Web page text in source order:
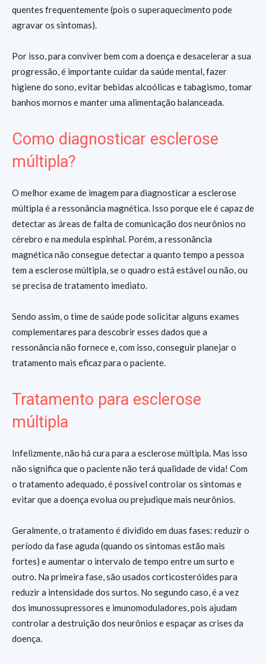
quentes frequentemente (pois o superaquecimento pode
agravar os sintomas).
Por isso, para conviver bem com a doença e desacelerar a sua
progressão, é importante cuidar da saúde mental, fazer
higiene do sono, evitar bebidas alcoólicas e tabagismo, tomar
banhos mornos e manter uma alimentação balanceada.
Como diagnosticar esclerose
múltipla?
O melhor exame de imagem para diagnosticar a esclerose
múltipla é a ressonância magnética. Isso porque ele é capaz de
detectar as áreas de falta de comunicação dos neurônios no
cérebro e na medula espinhal. Porém, a ressonância
magnética não consegue detectar a quanto tempo a pessoa
tem a esclerose múltipla, se o quadro está estável ou não, ou
se precisa de tratamento imediato.
Sendo assim, o time de saúde pode solicitar alguns exames
complementares para descobrir esses dados que a
ressonância não fornece e, com isso, conseguir planejar o
tratamento mais eficaz para o paciente.
Tratamento para esclerose
múltipla
Infelizmente, não há cura para a esclerose múltipla. Mas isso
não significa que o paciente não terá qualidade de vida! Com
o tratamento adequado, é possível controlar os sintomas e
evitar que a doença evolua ou prejudique mais neurônios.
Geralmente, o tratamento é dividido em duas fases: reduzir o
período da fase aguda (quando os sintomas estão mais
fortes) e aumentar o intervalo de tempo entre um surto e
outro. Na primeira fase, são usados corticosteróides para
reduzir a intensidade dos surtos. No segundo caso, é a vez
dos imunossupressores e imunomoduladores, pois ajudam
controlar a destruição dos neurônios e espaçar as crises da
doença.